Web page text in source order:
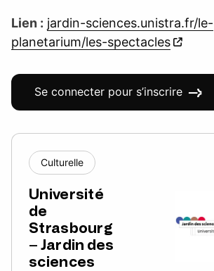
Lien : jardin-sciences.unistra.fr/le-
planetarium/les-spectacles
Se connecter pour s’inscrire
Culturelle
Université
de
Strasbourg
– Jardin des
sciences